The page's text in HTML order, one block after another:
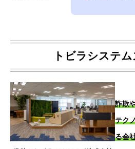
トビラシステ
詐欺
テク
る会